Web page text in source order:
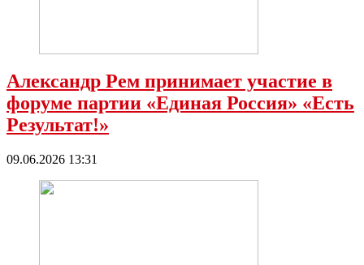
Александр Рем принимает участие в
форуме партии «Единая Россия» «Есть
Результат!»
09.06.2026 13:31